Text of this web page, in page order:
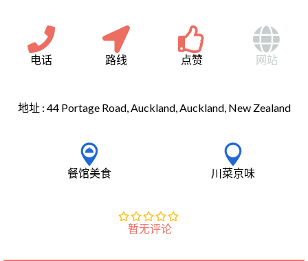
电话 路线 点赞 网站
地址 : 44 Portage Road, Auckland, Auckland, New Zealand
餐馆美食 川菜京味
暂无评论